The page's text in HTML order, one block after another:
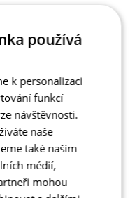
používá
k personalizaci
funkcí
návštěvnosti.
naše
také našim
médií,
mohou